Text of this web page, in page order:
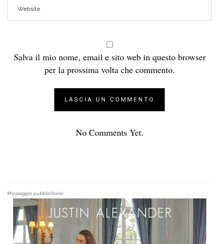
Salva il mio nome, email e sito web in questo browser
per la prossima volta che commento.
No Comments Yet.
Messaggio pubblicitario